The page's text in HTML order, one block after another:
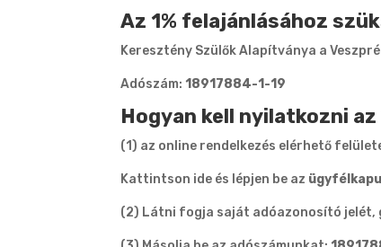
Az 1% felajánlásához
Keresztény Szülők Alapítványa a
Adószám:18917884-1-19
Hogyan kell nyilatkozni az
(1) az online rendelkezés elérhető
Kattintson ide és lépjen be az
(2) Látni fogja saját adóazonosító jelét,